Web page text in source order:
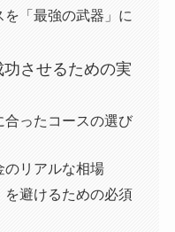
「最強の武器」に
させるための実
ったコースの選び
のリアルな相場
を避けるための必須